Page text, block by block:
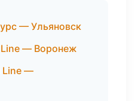
— Ульяновск
Line — Воронеж
Line —